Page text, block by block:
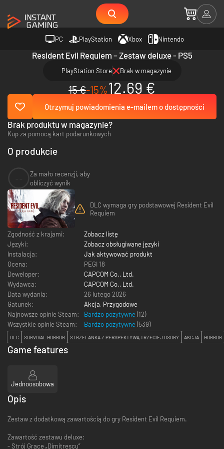
PC PlayStation Xbox Nintendo
Resident Evil Requiem – Zestaw deluxe - PS5
PlayStation Store Brak w magazynie
15 €-15%12.69 €
Otrzymuj powiadomienia e-mailem o dostępności
Brak produktu w magazynie?
Kup za pomocą kart podarunkowych
O produkcie
Za mało recenzji, aby
obliczyć wynik
DLC wymaga gry podstawowej Resident Evil
Requiem
Zgodność z krajami:
Zobacz listę
Języki:
Zobacz obsługiwane języki
Instalacja:
Jak aktywować produkt
Ocena:
PEGI 18
Deweloper:
CAPCOM Co., Ltd.
Wydawca:
CAPCOM Co., Ltd.
Data wydania:
26 lutego 2026
Gatunek:
Akcja, Przygodowe
Najnowsze opinie Steam:
Bardzo pozytywne (12)
Wszystkie opinie Steam:
Bardzo pozytywne (539)
DLC SURVIVAL HORROR STRZELANKA Z PERSPEKTYWĄ TRZECIEJ OSOBY AKCJA HORROR
Game features
Jednoosobowa
Opis
Zestaw z dodatkową zawartością do gry Resident Evil Requiem.
Zawartość zestawu deluxe:
- Strój Grace „Dimitrescu”